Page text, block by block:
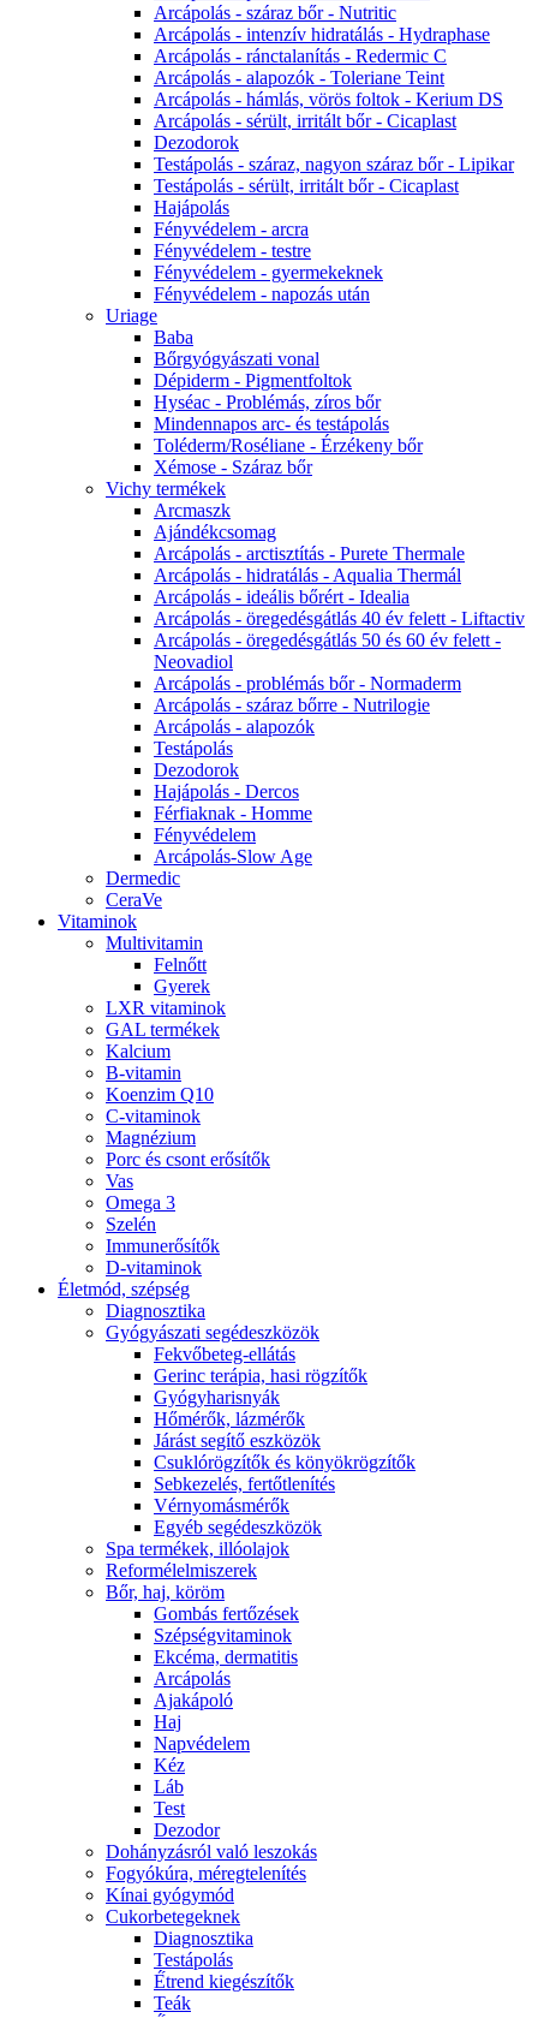
Arcápolás - száraz bőr - Nutritic
Arcápolás - intenzív hidratálás - Hydraphase
Arcápolás - ránctalanítás - Redermic C
Arcápolás - alapozók - Toleriane Teint
Arcápolás - hámlás, vörös foltok - Kerium DS
Arcápolás - sérült, irritált bőr - Cicaplast
Dezodorok
Testápolás - száraz, nagyon száraz bőr - Lipikar
Testápolás - sérült, irritált bőr - Cicaplast
Hajápolás
Fényvédelem - arcra
Fényvédelem - testre
Fényvédelem - gyermekeknek
Fényvédelem - napozás után
Uriage
Baba
Bőrgyógyászati vonal
Dépiderm - Pigmentfoltok
Hyséac - Problémás, zíros bőr
Mindennapos arc- és testápolás
Toléderm/Roséliane - Érzékeny bőr
Xémose - Száraz bőr
Vichy termékek
Arcmaszk
Ajándékcsomag
Arcápolás - arctisztítás - Purete Thermale
Arcápolás - hidratálás - Aqualia Thermál
Arcápolás - ideális bőrért - Idealia
Arcápolás - öregedésgátlás 40 év felett - Liftactiv
Arcápolás - öregedésgátlás 50 és 60 év felett -
Neovadiol
Arcápolás - problémás bőr - Normaderm
Arcápolás - száraz bőrre - Nutrilogie
Arcápolás - alapozók
Testápolás
Dezodorok
Hajápolás - Dercos
Férfiaknak - Homme
Fényvédelem
Arcápolás-Slow Age
Dermedic
CeraVe
Vitaminok
Multivitamin
Felnőtt
Gyerek
LXR vitaminok
GAL termékek
Kalcium
B-vitamin
Koenzim Q10
C-vitaminok
Magnézium
Porc és csont erősítők
Vas
Omega 3
Szelén
Immunerősítők
D-vitaminok
Életmód, szépség
Diagnosztika
Gyógyászati segédeszközök
Fekvőbeteg-ellátás
Gerinc terápia, hasi rögzítők
Gyógyharisnyák
Hőmérők, lázmérők
Járást segítő eszközök
Csuklórögzítők és könyökrögzítők
Sebkezelés, fertőtlenítés
Vérnyomásmérők
Egyéb segédeszközök
Spa termékek, illóolajok
Reformélelmiszerek
Bőr, haj, köröm
Gombás fertőzések
Szépségvitaminok
Ekcéma, dermatitis
Arcápolás
Ajakápoló
Haj
Napvédelem
Kéz
Láb
Test
Dezodor
Dohányzásról való leszokás
Fogyókúra, méregtelenítés
Kínai gyógymód
Cukorbetegeknek
Diagnosztika
Testápolás
É́trend kiegészítők
Teák